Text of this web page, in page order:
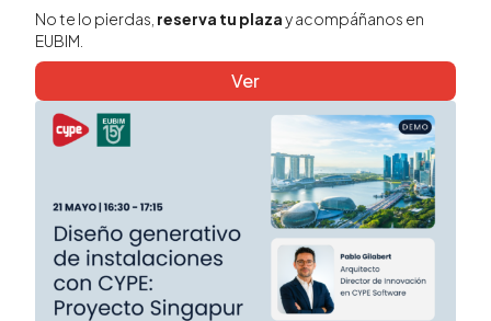
No te lo pierdas, reserva tu plazay acompáñanos en
EUBIM.
Ver